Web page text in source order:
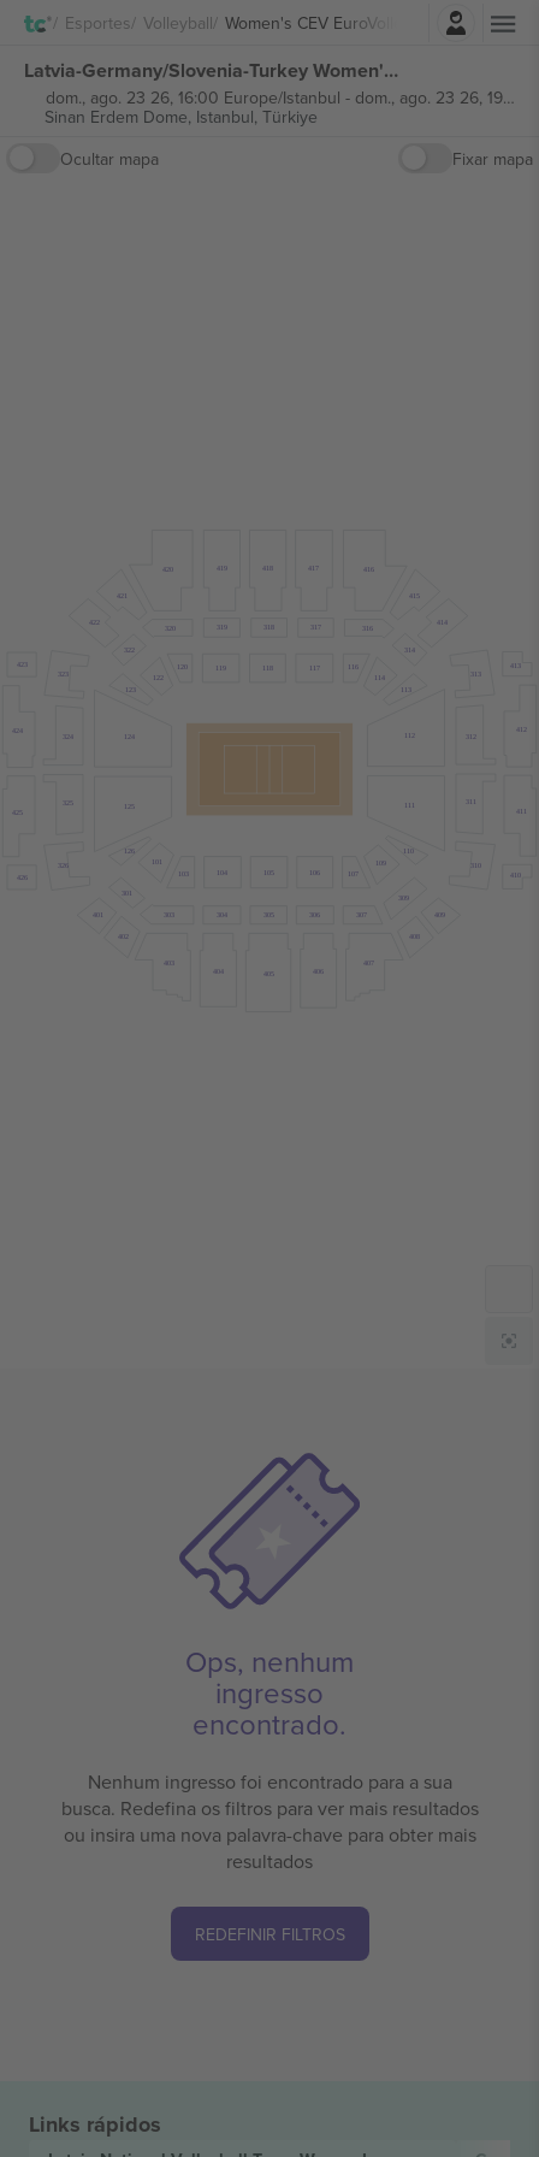
Esportes Volleyball Women's CEV EuroVolley
Entrar
Latvia-Germany/Slovenia-Turkey Women's CEV EuroVolley ingressos
dom., ago. 23 26, 16:00 Europe/Istanbul - dom., ago. 23 26, 19:00 Europe/Istanbul
Sinan Erdem Dome, Istanbul, Türkiye
Ocultar mapa
Fixar mapa
105
110
109
107
106
104
103
101
126
116
117
118
119
120
113
114
122
123
124
125
112
313
312
310
326
325
324
323
316
317
319
320
307
306
305
304
303
314
309
301
322
416
417
418
419
420
407
406
405
404
403
409
408
402
401
422
421 415
414
413
412
411
410
426
425
424
423
Ops, nenhum
ingresso
encontrado.
Nenhum ingresso foi encontrado para a sua
busca. Redefina os filtros para ver mais resultados
ou insira uma nova palavra-chave para obter mais
resultados
REDEFINIR FILTROS
Links rápidos